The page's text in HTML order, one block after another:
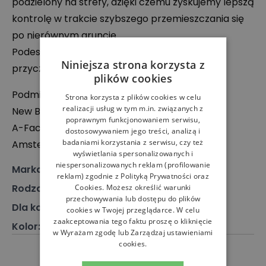
kontrolę w trakcie szybszego przemieszczania się
po nierównym gruncie.
Podeszwa charakteryzuje się znakomitą
przyczepnością.
Podmiot odpowiedzialny:
New Balance Europe BV
A-Factorij, Pilotenstraat 35 – 45, 1059 CH
Amsterdam, Holandia
Marka
New Balance
Rodzaj
Obuwie, Sneakersy
Dla kogo
Dla niego
Kolor: Zielony
Niniejsza strona korzysta z
plików cookies
Strona korzysta z plików cookies w celu
realizacji usług w tym m.in. związanych z
poprawnym funkcjonowaniem serwisu,
dostosowywaniem jego treści, analizą i
badaniami korzystania z serwisu, czy też
wyświetlania spersonalizowanych i
niespersonalizowanych reklam (profilowanie
reklam) zgodnie z Polityką Prywatności oraz
Cookies. Możesz określić warunki
przechowywania lub dostępu do plików
cookies w Twojej przeglądarce. W celu
zaakceptowania tego faktu proszę o kliknięcie
w Wyrażam zgodę lub Zarządzaj ustawieniami
cookies.